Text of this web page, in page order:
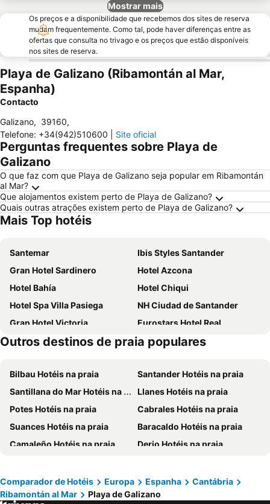
Mostrar mais
Os preços e a disponibilidade que recebemos dos sites de reserva
mudam frequentemente. Como tal, pode haver diferenças entre as
ofertas que consulta no trivago e os preços que estão disponíveis
nos sites de reserva.
Playa de Galizano (Ribamontán al Mar,
Espanha)
Contacto
Galizano, 39160,
Telefone: +34(942)510600 Site oficial
Perguntas frequentes sobre Playa de
Galizano
O que faz com que Playa de Galizano seja popular em Ribamontán
al Mar?
Que alojamentos existem perto de Playa de Galizano?
Quais outras atrações existem perto de Playa de Galizano?
Mais Top hotéis
Santemar
Ibis Styles Santander
Gran Hotel Sardinero
Hotel Azcona
Hotel Bahía
Hotel Chiqui
Hotel Spa Villa Pasiega
NH Ciudad de Santander
Gran Hotel Victoria
Eurostars Hotel Real
Dorma Coliseum
Hotel Puerta Santander
Hotel Los Arces de Isla
Hotel Mataleñas
Hotel Palacio del Mar
Dorma Sardinero
Hotel Arha Santander
Hotel Faranda Alisas Santander, Ascend Hotel Collection
Hotel Isabel
Hotel Bedoya
Abba Santander Hotel
Castilla Termal Solares
Alda Don Carlos
Hotel Bemon Playa
Torres de Somo
Hotel Hoyuela
Outros destinos de praia populares
Bilbau Hotéis na praia
Santander Hotéis na praia
Santillana do Mar Hotéis na praia
Llanes Hotéis na praia
Potes Hotéis na praia
Cabrales Hotéis na praia
Suances Hotéis na praia
Baracaldo Hotéis na praia
Camaleño Hotéis na praia
Derio Hotéis na praia
Arrigorriaga Hotéis na praia
Isla Hotéis na praia
Cillorigo de Liébana Hotéis na praia
Puente Viesgo Hotéis na praia
Comparador de Hotéis Europa Espanha
Cantábria
Ribamontán al Mar
Playa de Galizano